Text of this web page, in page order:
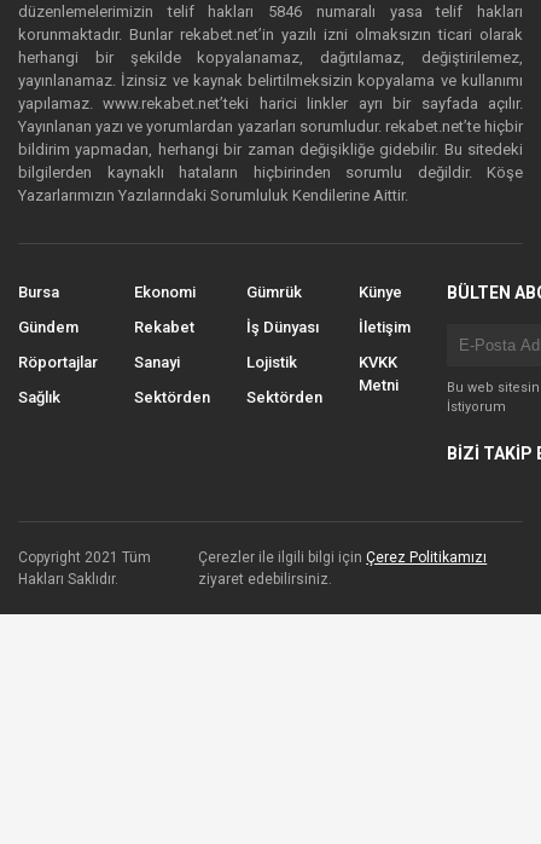
düzenlemelerimizin telif hakları 5846 numaralı yasa telif hakları
korunmaktadır. Bunlar rekabet.net’in yazılı izni olmaksızın ticari olarak
herhangi bir şekilde kopyalanamaz, dağıtılamaz, değiştirilemez,
yayınlanamaz. İzinsiz ve kaynak belirtilmeksizin kopyalama ve kullanımı
yapılamaz. www.rekabet.net’teki harici linkler ayrı bir sayfada açılır.
Yayınlanan yazı ve yorumlardan yazarları sorumludur. rekabet.net’te hiçbir
bildirim yapmadan, herhangi bir zaman değişikliğe gidebilir. Bu sitedeki
bilgilerden kaynaklı hataların hiçbirinden sorumlu değildir. Köşe
Yazarlarımızın Yazılarındaki Sorumluluk Kendilerine Aittir.
Bursa
Gündem
Röportajlar
Sağlık
Ekonomi
Rekabet
Sanayi
Sektörden
Gümrük
İş Dünyası
Lojistik
Sektörden
Künye
İletişim
KVKK
Metni
BÜLTEN
Bu web
İstiyorum
BİZİ TAKİP
Copyright 2021 Tüm
Hakları Saklıdır.
Çerezler ile ilgili bilgi içinÇerez Politikamızı
ziyaret edebilirsiniz.